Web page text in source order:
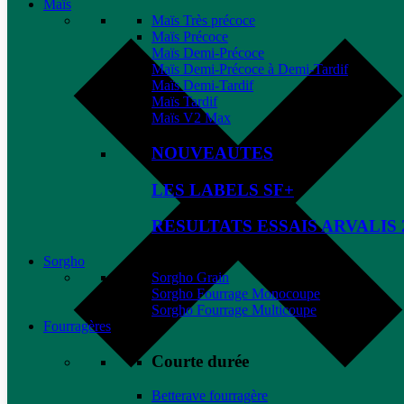
Maïs
Maïs Très précoce
Maïs Précoce
Maïs Demi-Précoce
Maïs Demi-Précoce à Demi-Tardif
Maïs Demi-Tardif
Maïs Tardif
Maïs V2 Max
NOUVEAUTES
LES LABELS SF+
RESULTATS ESSAIS ARVALIS
Sorgho
Sorgho Grain
Sorgho Fourrage Monocoupe
Sorgho Fourrage Multicoupe
Fourragères
Courte durée
Betterave fourragère